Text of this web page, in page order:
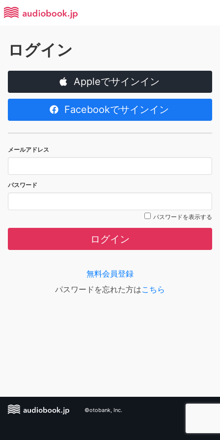
ログイン
Appleでサインイン
Facebookでサインイン
メールアドレス
パスワード
パスワードを表示する
ログイン
無料会員登録
パスワードを忘れた方はこちら
©otobank, Inc.